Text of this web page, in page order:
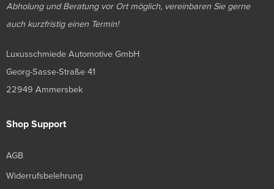
Abholung und Beratung vor Ort möglich, vereinbaren Sie gerne
auch kurzfristig einen Termin!
Luxusschmiede Automotive GmbH
Georg-Sasse-Straße 41
22949 Ammersbek
Shop Support
AGB
Widerrufsbelehrung